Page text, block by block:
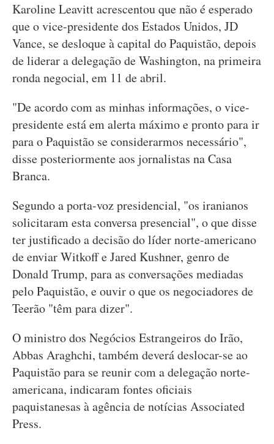
Karoline Leavitt acrescentou que não é esperado
que o vice-presidente dos Estados Unidos, JD
Vance, se desloque à capital do Paquistão, depois
de liderar a delegação de Washington, na primeira
ronda negocial, em 11 de abril.
"De acordo com as minhas informações, o vice-
presidente está em alerta máximo e pronto para ir
para o Paquistão se considerarmos necessário",
disse posteriormente aos jornalistas na Casa
Branca.
Segundo a porta-voz presidencial, "os iranianos
solicitaram esta conversa presencial", o que disse
ter justificado a decisão do líder norte-americano
de enviar Witkoff e Jared Kushner, genro de
Donald Trump, para as conversações mediadas
pelo Paquistão, e ouvir o que os negociadores de
Teerão "têm para dizer".
O ministro dos Negócios Estrangeiros do Irão,
Abbas Araghchi, também deverá deslocar-se ao
Paquistão para se reunir com a delegação norte-
americana, indicaram fontes oficiais
paquistanesas à agência de notícias Associated
Press.